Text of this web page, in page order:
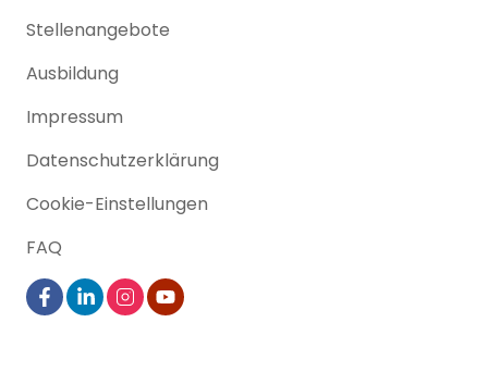
Stellenangebote
Ausbildung
Impressum
Datenschutz­erklärung
Cookie-Einstellungen
FAQ